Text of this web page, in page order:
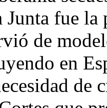
Junta fue
de
en
de